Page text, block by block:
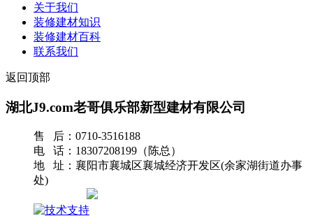
关于我们
装修建材知识
装修建材百科
联系我们
返回顶部
湖北J9.com老哥俱乐部新型建材有限公司
售 后：0710-3516188
电 话：18307208199（陈总）
地 址：襄阳市襄城区襄城经济开发区(余家湖街道办事
处)